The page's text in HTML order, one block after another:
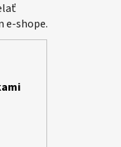
e-shope.